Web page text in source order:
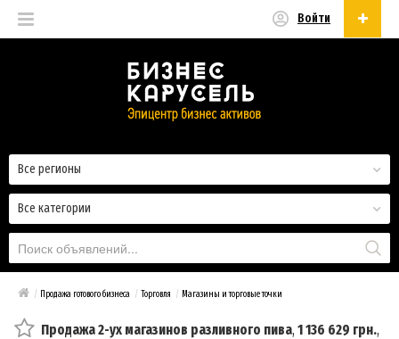
Войти
Все категории
Все регионы
/ Продажа готового бизнеса / Торговля / Магазины и торговые точки
Продажа 2-ух магазинов разливного пива, 1 136 629 грн.,